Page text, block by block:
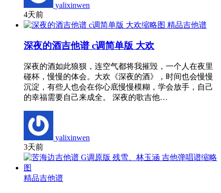
yalixinwen
4天前
精品吉他谱
深夜的酒吉他谱 c调简单版 大欢
深夜的酒如此狼狈，连空气都将我摧毁，一个人在夜里
碰杯，慢慢的体会。大欢《深夜的酒》，时间也会慢慢
沉淀，有些人也会在你心底慢慢模糊，学会放手，自己
的幸福需要自己来成全。 深夜的歌吉他…
yalixinwen
3天前
精品吉他谱